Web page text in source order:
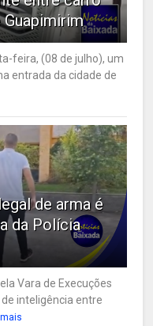
Guapimirim
feira, (08 de julho), um
entrada da cidade de
de arma é
da Polícia
Vara de Execuções
inteligência entre